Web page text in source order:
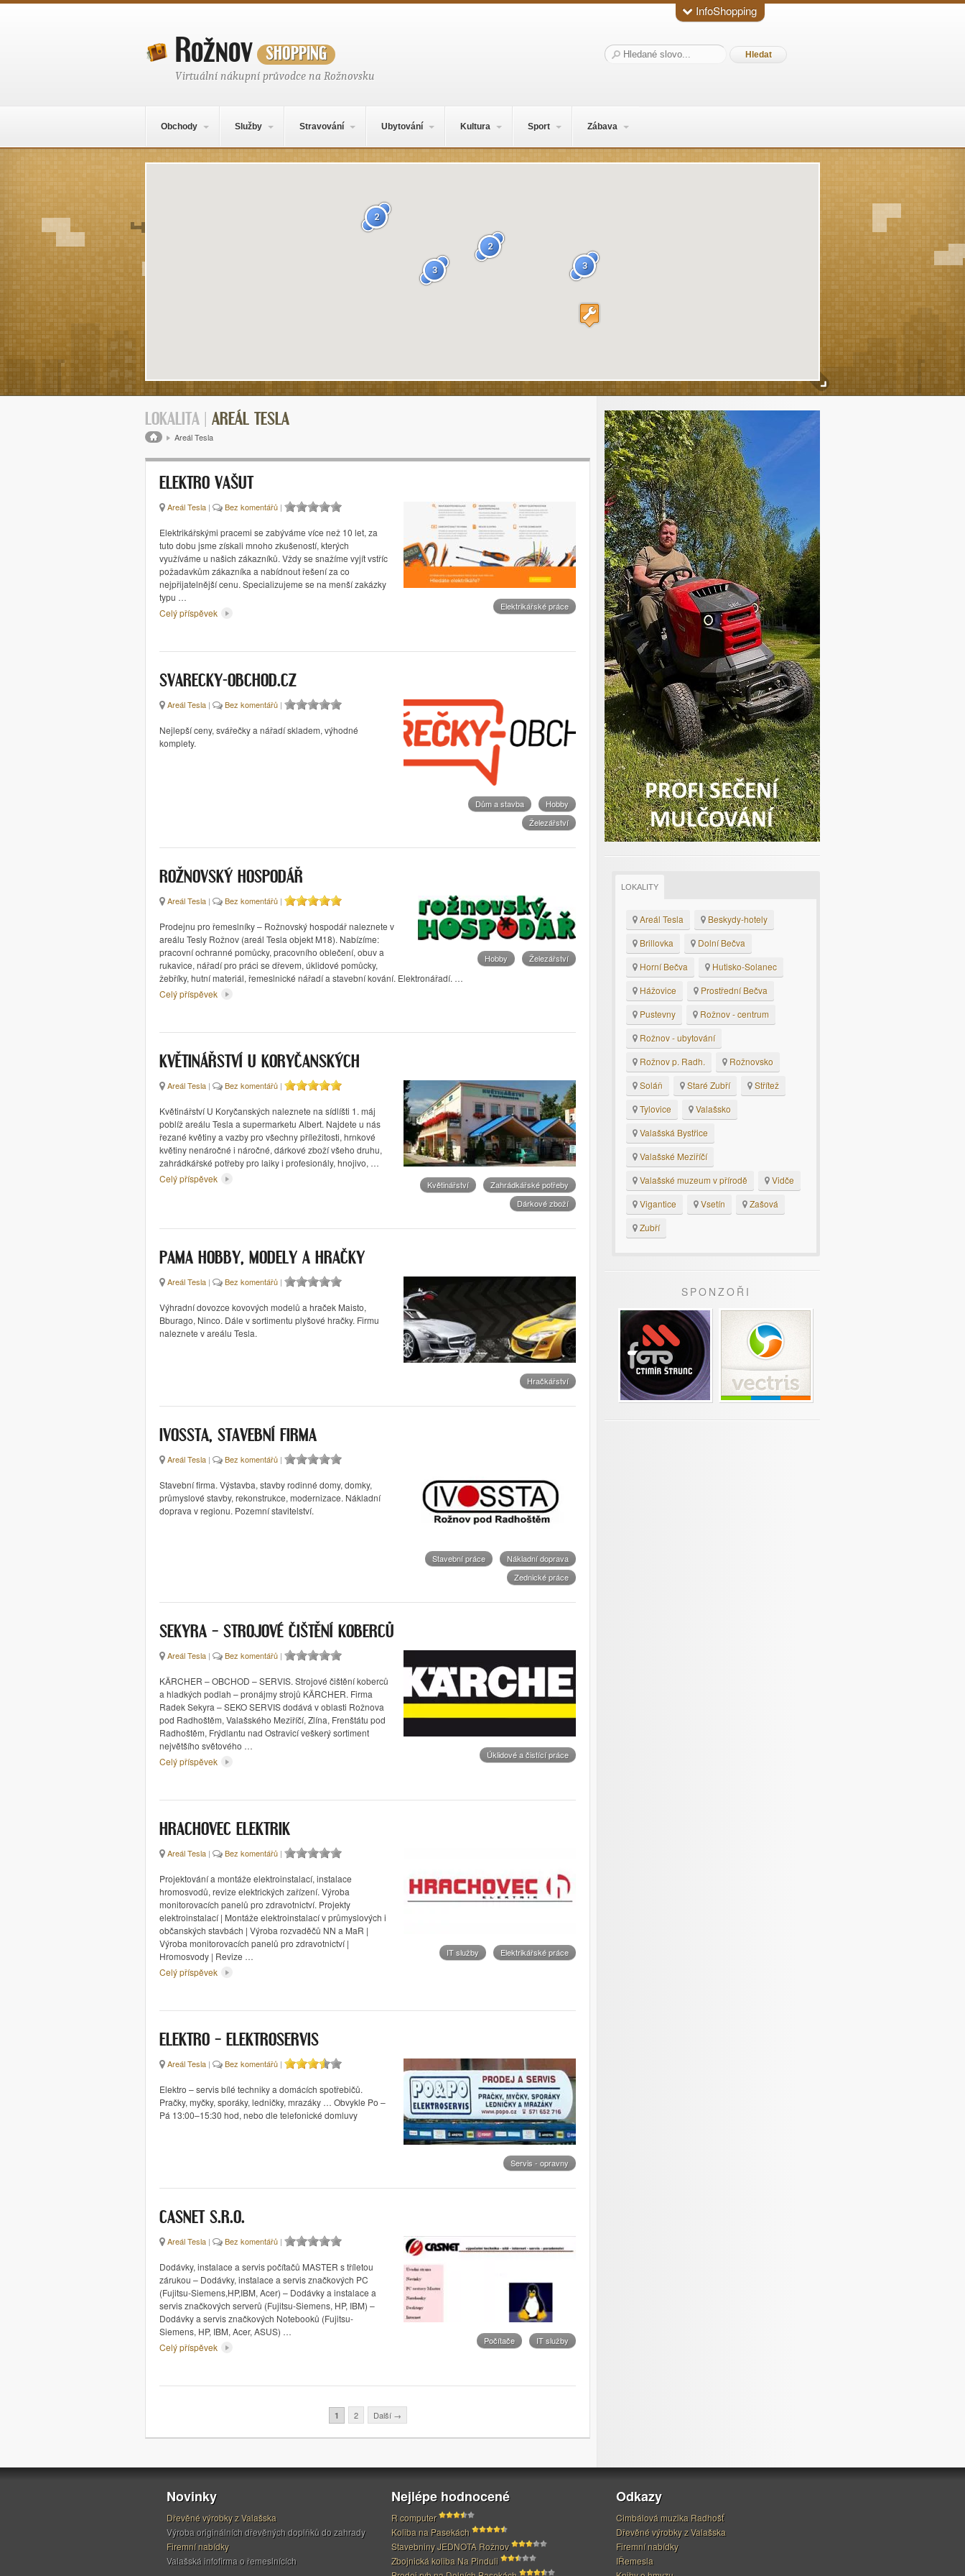
Rožnovshopping
Virtuální nákupní průvodce na Rožnovsku
Hledat:
Obchody Služby Stravování Ubytování Kultura Sport Zábava
Mapa obsahu
3
2
2
3
LOKALITA | AREÁL TESLA
Drobečková navigace
Areál Tesla
ELEKTRO VAŠUT
Elektrikářské práce
Areál Tesla | Bez komentářů |
Elektrikářskými pracemi se zabýváme více než 10 let, za
tuto dobu jsme získali mnoho zkušeností, kterých
využíváme u našich zákazníků. Vždy se snažíme vyjít vstříc
požadavkům zákazníka a nabídnout řešení za co
nejpřijatelnější cenu. Specializujeme se na menší zakázky
typu …
Celý příspěvek
SVARECKY-OBCHOD.CZ
Dům a stavba
Hobby
Železářství
Areál Tesla | Bez komentářů |
Nejlepší ceny, svářečky a nářadí skladem, výhodné
komplety.
ROŽNOVSKÝ HOSPODÁŘ
Hobby Železářství
Areál Tesla | Bez komentářů |
Prodejnu pro řemeslníky – Rožnovský hospodář naleznete v
areálu Tesly Rožnov (areál Tesla objekt M18). Nabízíme:
pracovní ochranné pomůcky, pracovního oblečení, obuv a
rukavice, nářadí pro práci se dřevem, úklidové pomůcky,
žebříky, hutní materiál, řemeslnické nářadí a stavební kování. Elektronářadí. …
Celý příspěvek
KVĚTINÁŘSTVÍ U KORYČANSKÝCH
Květinářství
Zahrádkářské potřeby
Dárkové zboží
Areál Tesla | Bez komentářů |
Květinářství U Koryčanských naleznete na sídlíšti 1. máj
poblíž areálu Tesla a supermarketu Albert. Najdete u nás
řezané květiny a vazby pro všechny příležitosti, hrnkové
květiny nenáročné i náročné, dárkové zboží všeho druhu,
zahrádkářské potřeby pro laiky i profesionály, hnojivo, …
Celý příspěvek
PAMA HOBBY, MODELY A HRAČKY
Hračkářství
Areál Tesla | Bez komentářů |
Výhradní dovozce kovových modelů a hraček Maisto,
Bburago, Ninco. Dále v sortimentu plyšové hračky. Firmu
naleznete v areálu Tesla.
IVOSSTA, STAVEBNÍ FIRMA
Stavební práce
Nákladní doprava
Zednické práce
Areál Tesla | Bez komentářů |
Stavební firma. Výstavba, stavby rodinné domy, domky,
průmyslové stavby, rekonstrukce, modernizace. Nákladní
doprava v regionu. Pozemní stavitelství.
SEKYRA – STROJOVÉ ČIŠTĚNÍ KOBERCŮ
Úklidové a čistící práce
Areál Tesla | Bez komentářů |
KÄRCHER – OBCHOD – SERVIS. Strojové čištění koberců
a hladkých podlah – pronájmy strojů KÄRCHER. Firma
Radek Sekyra – SEKO SERVIS dodává v oblasti Rožnova
pod Radhoštěm, Valašského Meziříčí, Zlína, Frenštátu pod
Radhoštěm, Frýdlantu nad Ostravicí veškerý sortiment
největšího světového …
Celý příspěvek
HRACHOVEC ELEKTRIK
IT služby Elektrikářské práce
Areál Tesla | Bez komentářů |
Projektování a montáže elektroinstalací, instalace
hromosvodů, revize elektrických zařízení. Výroba
monitorovacích panelů pro zdravotnictví. Projekty
elektroinstalací | Montáže elektroinstalací v průmyslových i
občanských stavbách | Výroba rozvaděčů NN a MaR |
Výroba monitorovacích panelů pro zdravotnictví |
Hromosvody | Revize …
Celý příspěvek
ELEKTRO – ELEKTROSERVIS
Servis - opravny
Areál Tesla | Bez komentářů |
Elektro – servis bílé techniky a domácích spotřebičů.
Pračky, myčky, sporáky, ledničky, mrazáky … Obvykle Po –
Pá 13:00–15:30 hod, nebo dle telefonické domluvy
CASNET S.R.O.
Počítače IT služby
Areál Tesla | Bez komentářů |
Dodávky, instalace a servis počítačů MASTER s tříletou
zárukou – Dodávky, instalace a servis značkových PC
(Fujitsu-Siemens,HP,IBM, Acer) – Dodávky a instalace a
servis značkových serverů (Fujitsu-Siemens, HP, IBM) –
Dodávky a servis značkových Notebooků (Fujitsu-
Siemens, HP, IBM, Acer, ASUS) …
Celý příspěvek
1 2 Další →
LOKALITY
Areál Tesla
Beskydy-hotely
Brillovka
Dolní Bečva
Horní Bečva
Hutisko-Solanec
Hážovice
Prostřední Bečva
Pustevny
Rožnov - centrum
Rožnov - ubytování
Rožnov p. Radh.
Rožnovsko
Soláň
Staré Zubří
Střítež
Tylovice
Valašsko
Valašská Bystřice
Valašské Meziříčí
Valašské muzeum v přírodě
Vidče
Vigantice
Vsetín
Zašová
Zubří
SPONZOŘI
Novinky
Dřevěné výrobky z Valašska
Výroba originálních dřevěných doplňků do zahrady
Firemní nabídky
Valašská infofirma o řemeslnících
Nejlépe hodnocené
R computer
Koliba na Pasekách
Stavebniny JEDNOTA Rožnov
Zbojnická koliba Na Pinduli
Odkazy
Cimbálová muzika Radhošť
Dřevěné výrobky z Valašska
Firemní nabídky
IŘemesla
InfoShopping